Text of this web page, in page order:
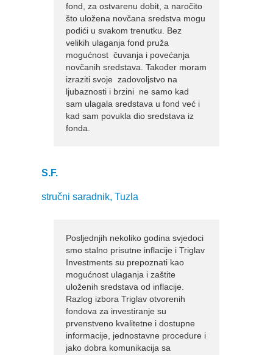
fond, za ostvarenu dobit, a naročito
što uložena novčana sredstva mogu
podići u svakom trenutku. Bez
velikih ulaganja fond pruža
mogućnost čuvanja i povećanja
novčanih sredstava. Također moram
izraziti svoje zadovoljstvo na
ljubaznosti i brzini ne samo kad
sam ulagala sredstava u fond već i
kad sam povukla dio sredstava iz
fonda.
S.F.
stručni saradnik, Tuzla
Posljednjih nekoliko godina svjedoci
smo stalno prisutne inflacije i Triglav
Investments su prepoznati kao
mogućnost ulaganja i zaštite
uloženih sredstava od inflacije.
Razlog izbora Triglav otvorenih
fondova za investiranje su
prvenstveno kvalitetne i dostupne
informacije, jednostavne procedure i
jako dobra komunikacija sa